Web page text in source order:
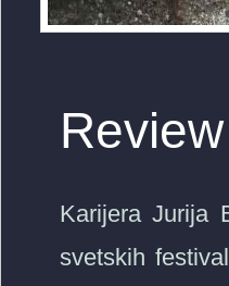
Review
Karijera Jurija
svetskih